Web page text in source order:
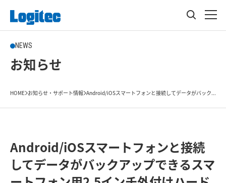
NEWS
お知らせ
HOME お知らせ・サポート情報 Android/iOSスマートフォンと接続してデータがバック...
Android/iOSスマートフォンと接続
してデータがバックアップできるスマ